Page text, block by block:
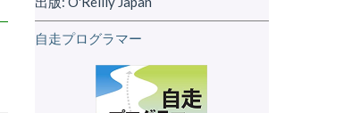
自走プログラマー